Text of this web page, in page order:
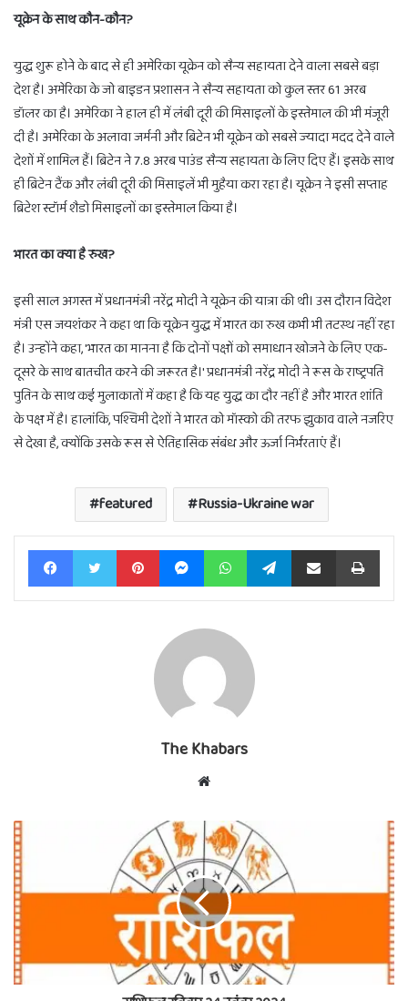
यूक्रेन के साथ कौन-कौन?
युद्ध शुरू होने के बाद से ही अमेरिका यूक्रेन को सैन्य सहायता देने वाला सबसे बड़ा
देश है। अमेरिका के जो बाइडन प्रशासन ने सैन्य सहायता को कुल स्तर 61 अरब
डॉलर का है। अमेरिका ने हाल ही में लंबी दूरी की मिसाइलों के इस्तेमाल की भी मंजूरी
दी है। अमेरिका के अलावा जर्मनी और ब्रिटेन भी यूक्रेन को सबसे ज्यादा मदद देने वाले
देशों में शामिल हैं। ब्रिटेन ने 7.8 अरब पाउंड सैन्य सहायता के लिए दिए हैं। इसके साथ
ही ब्रिटेन टैंक और लंबी दूरी की मिसाइलें भी मुहैया करा रहा है। यूक्रेन ने इसी सप्ताह
ब्रिटेश स्टॉर्म शैडो मिसाइलों का इस्तेमाल किया है।
भारत का क्या है रुख?
इसी साल अगस्त में प्रधानमंत्री नरेंद्र मोदी ने यूक्रेन की यात्रा की थी। उस दौरान विदेश
मंत्री एस जयशंकर ने कहा था कि यूक्रेन युद्ध में भारत का रुख कभी भी तटस्थ नहीं रहा
है। उन्होंने कहा, 'भारत का मानना है कि दोनों पक्षों को समाधान खोजने के लिए एक-
दूसरे के साथ बातचीत करने की जरूरत है।' प्रधानमंत्री नरेंद्र मोदी ने रूस के राष्ट्रपति
पुतिन के साथ कई मुलाकातों में कहा है कि यह युद्ध का दौर नहीं है और भारत शांति
के पक्ष में है। हालांकि, पश्चिमी देशों ने भारत को मॉस्को की तरफ झुकाव वाले नजरिए
से देखा है, क्योंकि उसके रूस से ऐतिहासिक संबंध और ऊर्जा निर्भरताएं हैं।
featured Russia-Ukraine war
FacebookTwitter PinterestMessengerWhatsAppTelegramShare via Email Print
The Khabars
Website